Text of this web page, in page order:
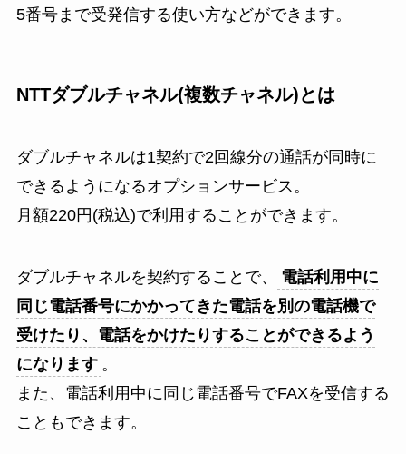
5番号まで受発信する使い方などができます。
NTTダブルチャネル(複数チャネル)とは
ダブルチャネルは1契約で2回線分の通話が同時に
できるようになるオプションサービス。
月額220円(税込)で利用することができます。
ダブルチャネルを契約することで、
電話利用中に
同じ電話番号にかかってきた電話を別の電話機で
受けたり、電話をかけたりすることができるよう
になります 。
また、電話利用中に同じ電話番号でFAXを受信する
こともできます。